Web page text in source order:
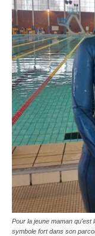
Pour la jeune maman qu'est
symbole fort dans son